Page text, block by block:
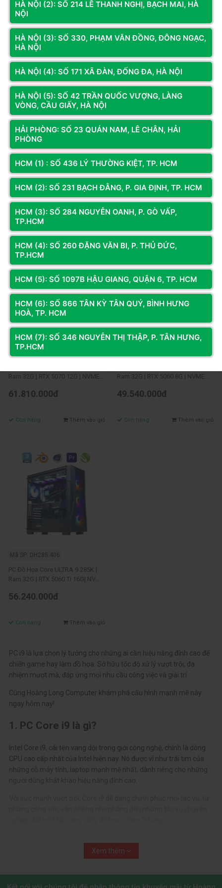
Còn hàng
Mã SP: GA149.306
PC ĐỒ HỌA Core I9 14900K | Ram
32G | RTX 3060 12G | NVME 512G
43.779.000đ
Còn hàng Thêm vào giỏ
Mã SP: GA149.506t
PC DH Core I9 14900KF | Ram
32G| RTX 5060 TI 16G | NVME
512G
49.338.000đ
Còn hàng
Ram 32G | RTX 5070 12G | NVME
61.810.000đ
Còn hàng Thêm vào giỏ
Ram 32G | RTX 5060 8G | NVME
49.540.000đ
Còn hàng Thêm vào giỏ
Mã SP: DH285.406
PC Đồ Họa Core ULTRA 9 285K |
Ram 32G | RTX 5060 Ti 16G| NVME
56.240.000đ
Còn hàng Thêm vào giỏ
PC i9 là lựa chọn lý tưởng cho những ai cần hiệu năng đỉnh cao để
chiến game hay làm đồ họa. Sở hữu tốc độ xử lý vượt trội, đa
nhiệm mượt mà, đáp ứng mọi nhu cầu công việc và giải trí.
Cùng Hoàng Long Computer khám phá cấu hình mạnh mẽ này
ngay hôm nay!
1. PC Core i9 là gì?
Intel Core i9, cái tên vang dội trong giới công nghệ, chính là dòng
CPU cao cấp nhất của Intel hiện nay. Nó được ví như trái tim của
những cỗ máy tính, laptop mạnh mẽ nhất, dành riêng cho những
Xem thêm
HÀ NỘI (2): SỐ 214 LÊ THANH NGHỊ, BẠCH MAI, HÀ
NỘI
HÀ NỘI (3): SỐ 330, PHẠM VĂN ĐỒNG, ĐÔNG NGẠC,
HÀ NỘI
HÀ NỘI (4): SỐ 171 XÃ ĐÀN, ĐỐNG ĐA, HÀ NỘI
HÀ NỘI (5): SỐ 42 TRẦN QUỐC VƯỢNG, LÀNG
VÒNG, CẦU GIẤY, HÀ NỘI
HẢI PHÒNG: SỐ 23 QUÁN NAM, LÊ CHÂN, HẢI
PHÒNG
HCM (1) : SỐ 436 LÝ THƯỜNG KIỆT, TP. HCM
HCM (2): SỐ 231 BẠCH ĐẰNG, P. GIA ĐỊNH, TP. HCM
HCM (3): SỐ 284 NGUYỄN OANH, P. GÒ VẤP,
TP.HCM
HCM (4): SỐ 260 ĐẶNG VĂN BI, P. THỦ ĐỨC,
TP.HCM
HCM (5): SỐ 1097B HẬU GIANG, QUẬN 6, TP. HCM
HCM (6): SỐ 866 TÂN KỲ TÂN QUÝ, BÌNH HƯNG
HOÀ, TP. HCM
HCM (7): SỐ 346 NGUYỄN THỊ THẬP, P. TÂN HƯNG,
TP.HCM